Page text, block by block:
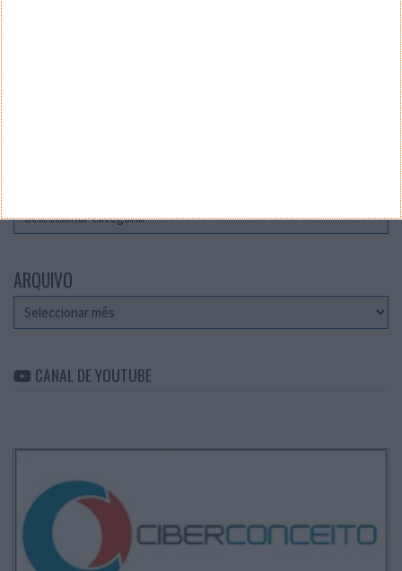
ARQUIVO
Arquivo
CANAL DE YOUTUBE